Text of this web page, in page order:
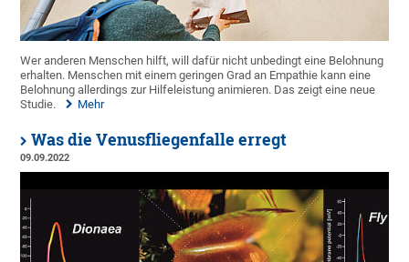
Wer anderen Menschen hilft, will dafür nicht unbedingt eine Belohnung
erhalten. Menschen mit einem geringen Grad an Empathie kann eine
Belohnung allerdings zur Hilfeleistung animieren. Das zeigt eine neue
Studie.
Mehr
Was die Venusfliegenfalle erregt
09.09.2022